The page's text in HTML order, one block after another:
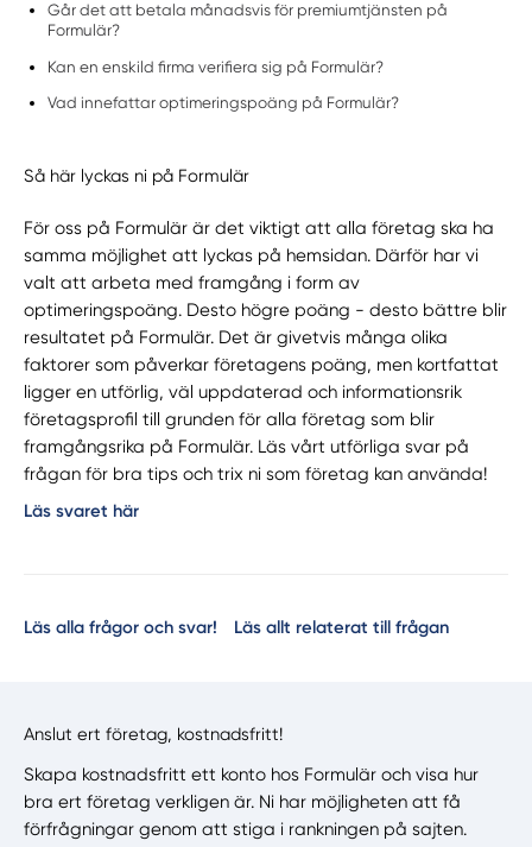
Går det att betala månadsvis för premiumtjänsten på
Formulär?
Kan en enskild firma verifiera sig på Formulär?
Vad innefattar optimeringspoäng på Formulär?
Så här lyckas ni på Formulär
För oss på Formulär är det viktigt att alla företag ska ha
samma möjlighet att lyckas på hemsidan. Därför har vi
valt att arbeta med framgång i form av
optimeringspoäng. Desto högre poäng - desto bättre blir
resultatet på Formulär. Det är givetvis många olika
faktorer som påverkar företagens poäng, men kortfattat
ligger en utförlig, väl uppdaterad och informationsrik
företagsprofil till grunden för alla företag som blir
framgångsrika på Formulär. Läs vårt utförliga svar på
frågan för bra tips och trix ni som företag kan använda!
Läs svaret här
Läs alla frågor och svar! Läs allt relaterat till frågan
Anslut ert företag, kostnadsfritt!
Skapa kostnadsfritt ett konto hos Formulär och visa hur
bra ert företag verkligen är. Ni har möjligheten att få
förfrågningar genom att stiga i rankningen på sajten.